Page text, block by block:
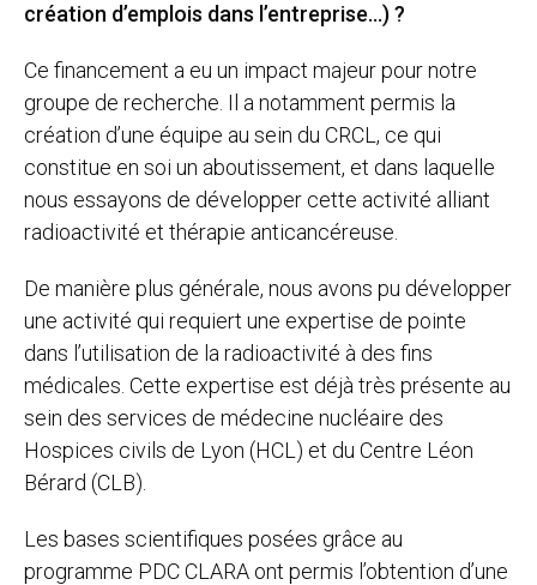
création d’emplois dans l’entreprise…) ?
Ce financement a eu un impact majeur pour notre
groupe de recherche. Il a notamment permis la
création d’une équipe au sein du CRCL, ce qui
constitue en soi un aboutissement, et dans laquelle
nous essayons de développer cette activité alliant
radioactivité et thérapie anticancéreuse.
De manière plus générale, nous avons pu développer
une activité qui requiert une expertise de pointe
dans l’utilisation de la radioactivité à des fins
médicales. Cette expertise est déjà très présente au
sein des services de médecine nucléaire des
Hospices civils de Lyon (HCL) et du Centre Léon
Bérard (CLB).
Les bases scientifiques posées grâce au
programme PDC CLARA ont permis l’obtention d’une